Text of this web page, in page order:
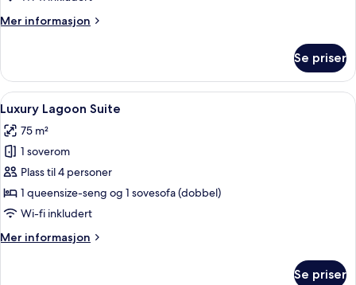
Mer informasjon
Mer
Villa
Bedrooms
Se priser
Åpne
alle
bildene
av
Luxury
Lagoon
Suite
Luxury Lagoon Suite | Sengetøy av
9
Luxury Lagoon Suite
75 m²
1 soverom
Plass til 4 personer
1 queensize-seng og 1 sovesofa (dobbel)
Wi-fi inkludert
Mer informasjon
Mer
Se priser